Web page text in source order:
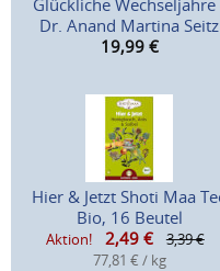
Glückliche Wechseljahre
Dr. Anand Martina Seitz
19,99 €
Hier & Jetzt Shoti Maa
Bio, 16 Beutel
Aktion! 2,49 €
3,39 €
77,81 € / kg